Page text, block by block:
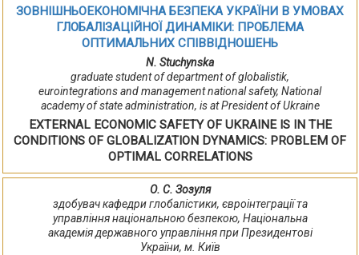
ЗОВНІШНЬОЕКОНОМІЧНА БЕЗПЕКА УКРАЇНИ В УМОВАХ
ГЛОБАЛІЗАЦІЙНОЇ ДИНАМІКИ: ПРОБЛЕМА
ОПТИМАЛЬНИХ СПІВВІДНОШЕНЬ
N. Stuchynska
graduate student of department of globalistik,
eurointegrations and management national safety, National
academy of state administration, is at President of Ukraine
EXTERNAL ECONOMIC SAFETY OF UKRAINE IS IN THE
CONDITIONS OF GLOBALIZATION DYNAMICS: PROBLEM OF
OPTIMAL CORRELATIONS
О. С. Зозуля
здобувач кафедри глобалістики, євроінтеграції та
управління національною безпекою, Національна
академія державного управління при Президентові
України, м. Київ